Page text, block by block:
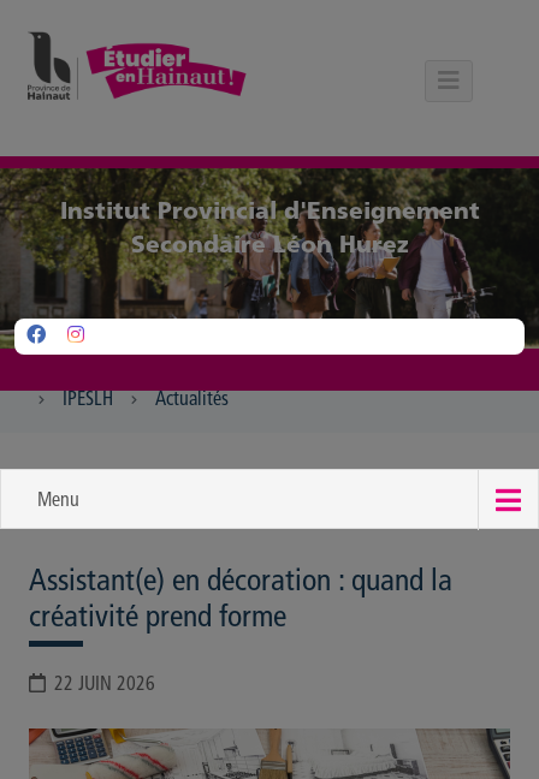
Institut Provincial d'Enseignement
Secondaire Léon Hurez
IPESLH Actualités
Menu
Assistant(e) en décoration : quand la
créativité prend forme
22 JUIN 2026